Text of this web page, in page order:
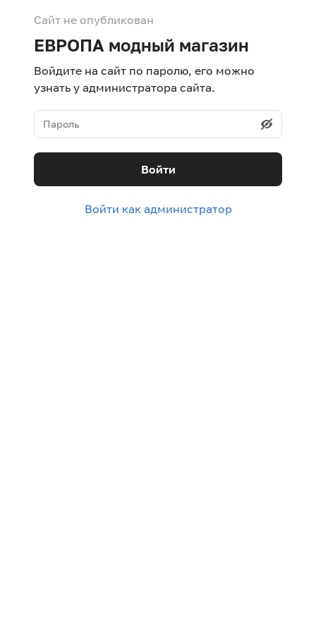
Сайт не опубликован
ЕВРОПА модный магазин
Войдите на сайт по паролю, его можно
узнать у администратора сайта.
Войти
Войти как администратор